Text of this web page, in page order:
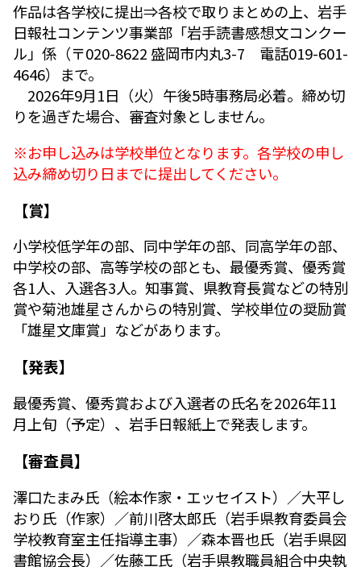
作品は各学校に提出⇒各校で取りまとめの上、岩手
日報社コンテンツ事業部「岩手読書感想文コンクー
ル」係（〒020-8622 盛岡市内丸3-7 電話019-601-
4646）まで。
2026年9月1日（火）午後5時事務局必着。締め切
りを過ぎた場合、審査対象としません。
※お申し込みは学校単位となります。各学校の申し
込み締め切り日までに提出してください。
【賞】
小学校低学年の部、同中学年の部、同高学年の部、
中学校の部、高等学校の部とも、最優秀賞、優秀賞
各1人、入選各3人。知事賞、県教育長賞などの特別
賞や菊池雄星さんからの特別賞、学校単位の奨励賞
「雄星文庫賞」などがあります。
【発表】
最優秀賞、優秀賞および入選者の氏名を2026年11
月上旬（予定）、岩手日報紙上で発表します。
【審査員】
澤口たまみ氏（絵本作家・エッセイスト）／大平し
おり氏（作家）／前川啓太郎氏（岩手県教育委員会
学校教育室主任指導主事）／森本晋也氏（岩手県図
書館協会長）／佐藤工氏（岩手県教職員組合中央執